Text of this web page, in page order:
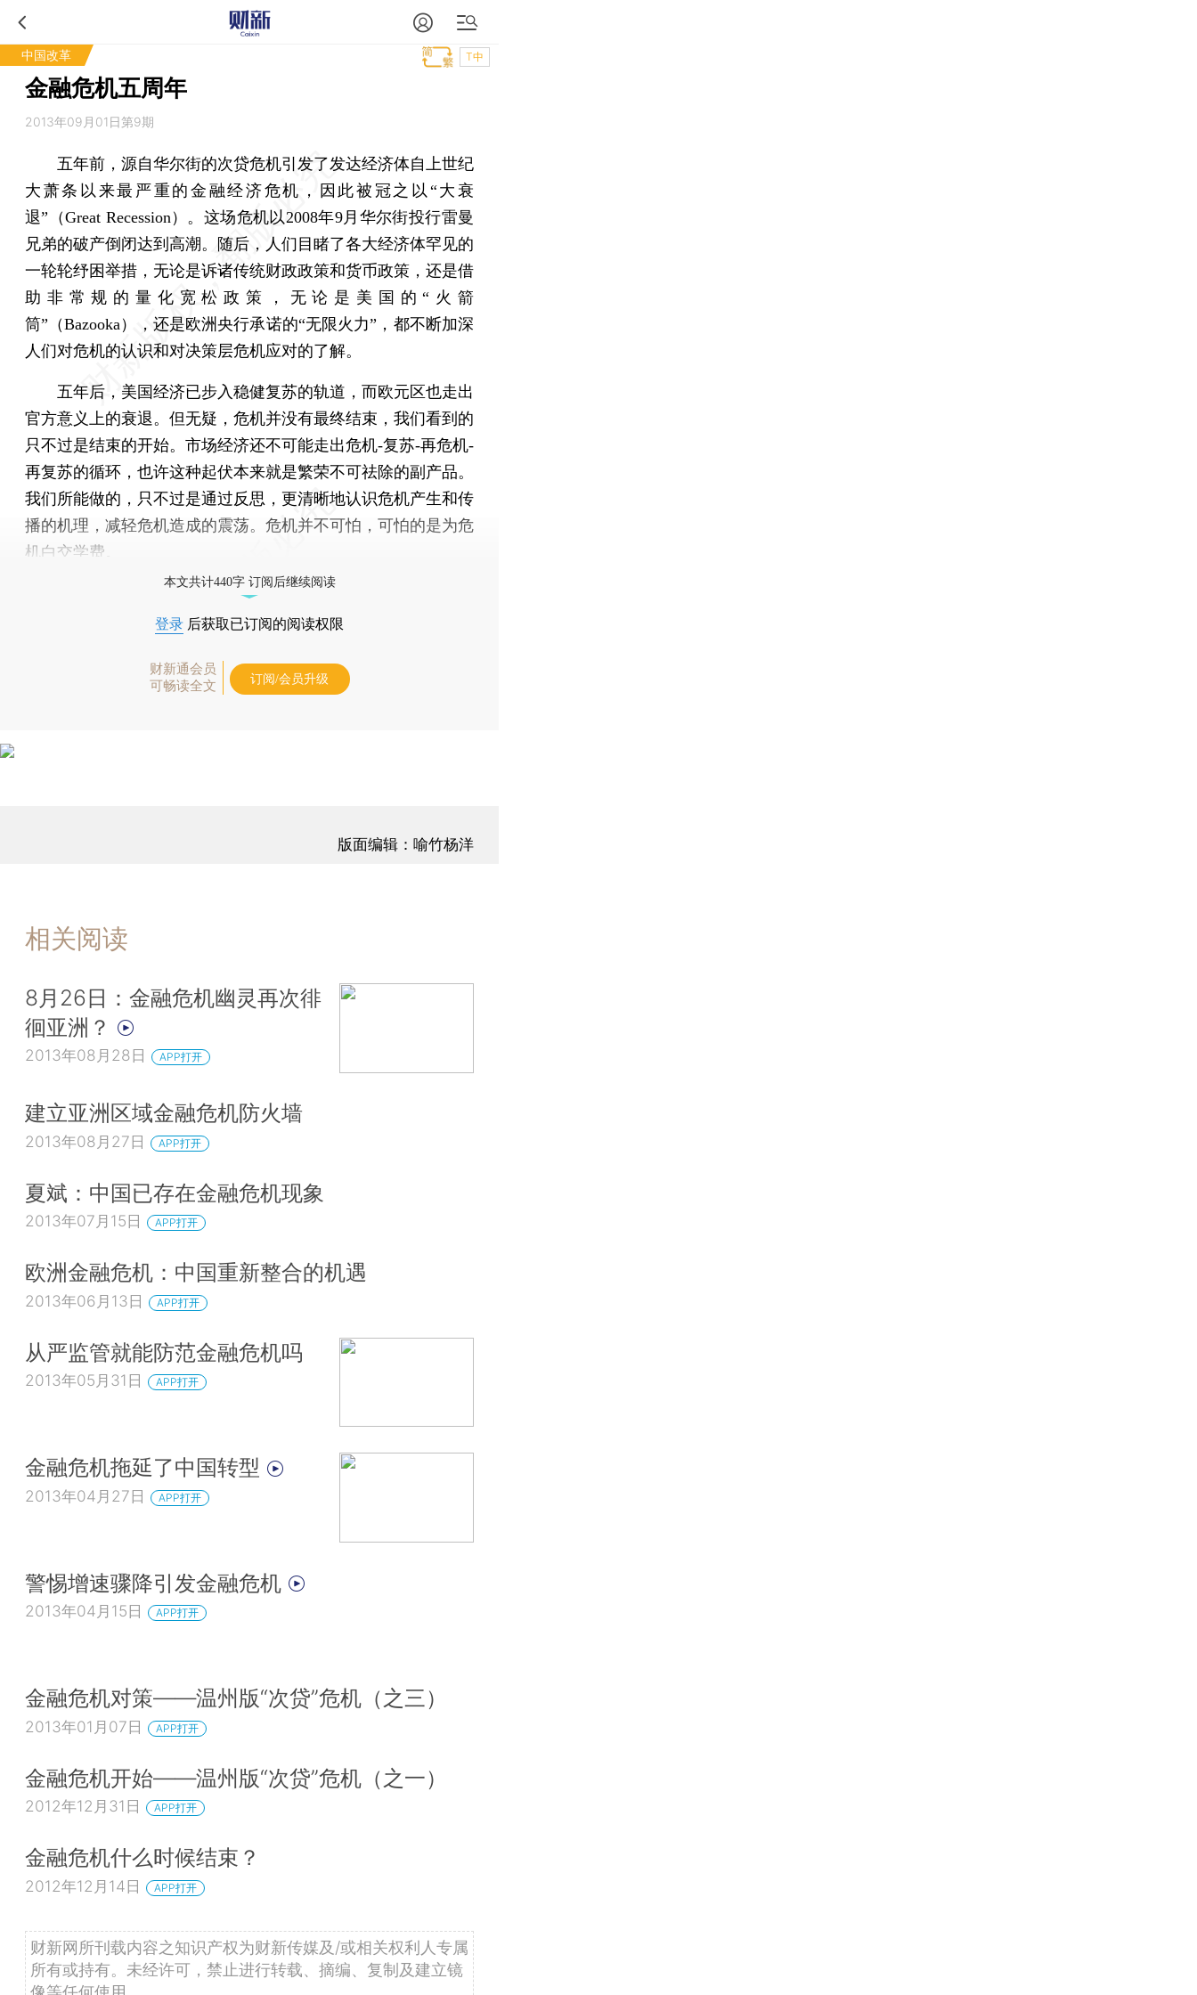
中国改革 T中
金融危机五周年
2013年09月01日第9期
五年前，源自华尔街的次贷危机引发了发达经济体自上世纪
大萧条以来最严重的金融经济危机，因此被冠之以“大衰
退”（Great Recession）。这场危机以2008年9月华尔街投行雷曼
兄弟的破产倒闭达到高潮。随后，人们目睹了各大经济体罕见的
一轮轮纾困举措，无论是诉诸传统财政政策和货币政策，还是借
助非常规的量化宽松政策，无论是美国的“火箭
筒”（Bazooka），还是欧洲央行承诺的“无限火力”，都不断加深
人们对危机的认识和对决策层危机应对的了解。
五年后，美国经济已步入稳健复苏的轨道，而欧元区也走出
官方意义上的衰退。但无疑，危机并没有最终结束，我们看到的
只不过是结束的开始。市场经济还不可能走出危机-复苏-再危机-
再复苏的循环，也许这种起伏本来就是繁荣不可祛除的副产品。
我们所能做的，只不过是通过反思，更清晰地认识危机产生和传
播的机理，减轻危机造成的震荡。危机并不可怕，可怕的是为危
机白交学费。
本文共计440字 订阅后继续阅读
登录 后获取已订阅的阅读权限
财新通会员
可畅读全文
订阅/会员升级
版面编辑：喻竹杨洋
相关阅读
8月26日：金融危机幽灵再次徘
徊亚洲？
2013年08月28日 APP打开
建立亚洲区域金融危机防火墙
2013年08月27日 APP打开
夏斌：中国已存在金融危机现象
2013年07月15日 APP打开
欧洲金融危机：中国重新整合的机遇
2013年06月13日 APP打开
从严监管就能防范金融危机吗
2013年05月31日 APP打开
金融危机拖延了中国转型
2013年04月27日 APP打开
警惕增速骤降引发金融危机
2013年04月15日 APP打开
金融危机对策——温州版“次贷”危机（之三）
2013年01月07日 APP打开
金融危机开始——温州版“次贷”危机（之一）
2012年12月31日 APP打开
金融危机什么时候结束？
2012年12月14日 APP打开
财新网所刊载内容之知识产权为财新传媒及/或相关权利人专属
所有或持有。未经许可，禁止进行转载、摘编、复制及建立镜
像等任何使用。